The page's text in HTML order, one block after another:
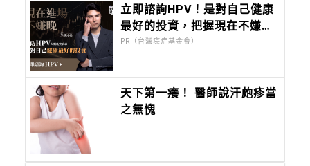
立即諮詢HPV！是對自己健康
最好的投資，把握現在不嫌
晚！
PR（台灣癌症基金會）
天下第一癢！ 醫師說汗皰疹當
之無愧